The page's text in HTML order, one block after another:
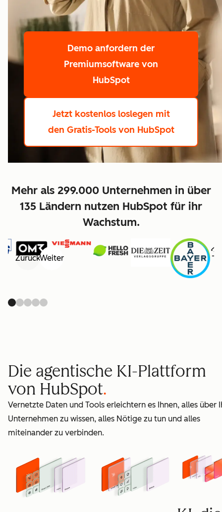
Demo anfordern der
Premiumsoftware von
HubSpot
Jetzt kostenlos loslegen mit
den Gratis-Tools von HubSpot
Mehr als 299.000 Unternehmen in über
135 Ländern nutzen HubSpot für ihr
Wachstum.
ZurückWeiter
Die agentische KI-Plattform
von HubSpot
Vernetzte Daten und Tools erleichtern es Ihnen, alles über
Unternehmen zu wissen, alles Nötige zu tun und alles
miteinander zu verbinden.